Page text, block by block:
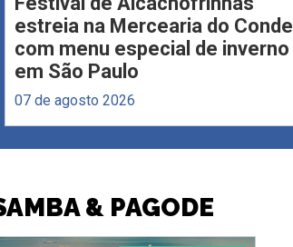
estreia na Mercearia do Conde
com menu especial de inverno
em São Paulo
07 de agosto 2026
& PAGODE